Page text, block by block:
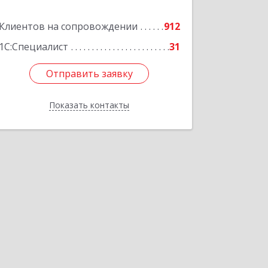
Клиентов на сопровождении
912
1С:Специалист
31
Отправить заявку
Показать контакты
Отправить заявку
Назад